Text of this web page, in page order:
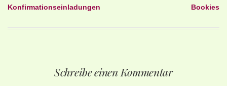
Beitragsnavigation
Konfirmationseinladungen Bookies
Schreibe einen Kommentar